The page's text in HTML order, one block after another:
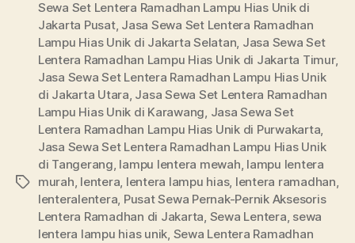
Tags
Sewa Set Lentera Ramadhan Lampu Hias Unik di
Jakarta Pusat, Jasa Sewa Set Lentera Ramadhan
Lampu Hias Unik di Jakarta Selatan, Jasa Sewa Set
Lentera Ramadhan Lampu Hias Unik di Jakarta Timur,
Jasa Sewa Set Lentera Ramadhan Lampu Hias Unik
di Jakarta Utara, Jasa Sewa Set Lentera Ramadhan
Lampu Hias Unik di Karawang, Jasa Sewa Set
Lentera Ramadhan Lampu Hias Unik di Purwakarta,
Jasa Sewa Set Lentera Ramadhan Lampu Hias Unik
di Tangerang, lampu lentera mewah, lampu lentera
murah, lentera, lentera lampu hias, lentera ramadhan,
lenteralentera, Pusat Sewa Pernak-Pernik Aksesoris
Lentera Ramadhan di Jakarta, Sewa Lentera, sewa
lentera lampu hias unik, Sewa Lentera Ramadhan